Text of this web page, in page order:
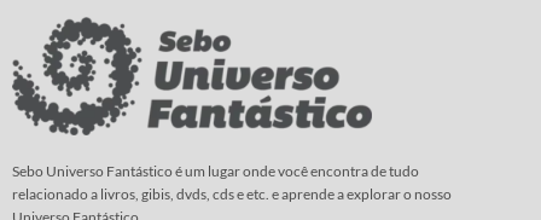
Sebo Universo Fantástico é um lugar onde você encontra de tudo
relacionado a livros, gibis, dvds, cds e etc. e aprende a explorar o nosso